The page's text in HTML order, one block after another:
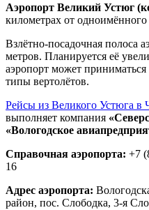
Аэропорт Великий Устюг
километрах от
Взлётно-посадочная полоса
метров. Планируется её
аэропорт может
типы вертолётов.
Рейсы из Великого Устюга в
выполняет компания
«Вологодское
Справочная аэропорта: +7
16
Адрес аэропорта:
район, пос. Слободка, 3-я